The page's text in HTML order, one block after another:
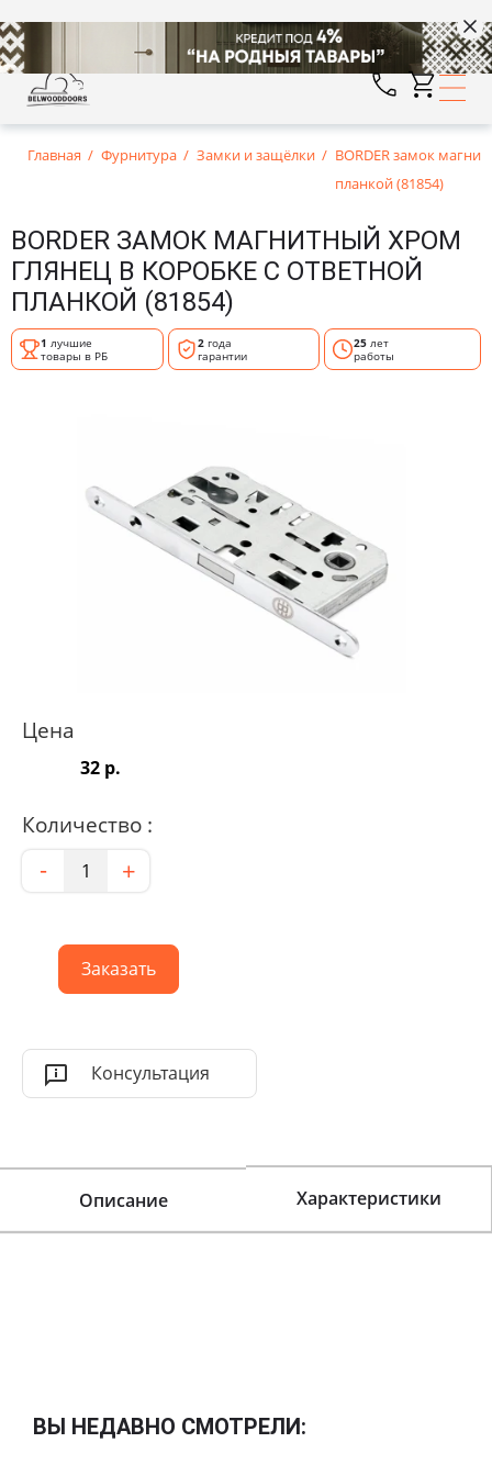
Главная Фурнитура Замки и защёлки
BORDER замок
планкой (81854)
BORDER ЗАМОК МАГНИТНЫЙ ХРОМ
ГЛЯНЕЦ В КОРОБКЕ С ОТВЕТНОЙ
ПЛАНКОЙ (81854)
1 лучшие
товары в РБ
2года
гарантии
25 лет
работы
Цена
32 р.
Количество :
Количество
- +
Заказать
Консультация
Описание Характеристики
ВЫ НЕДАВНО СМОТРЕЛИ: